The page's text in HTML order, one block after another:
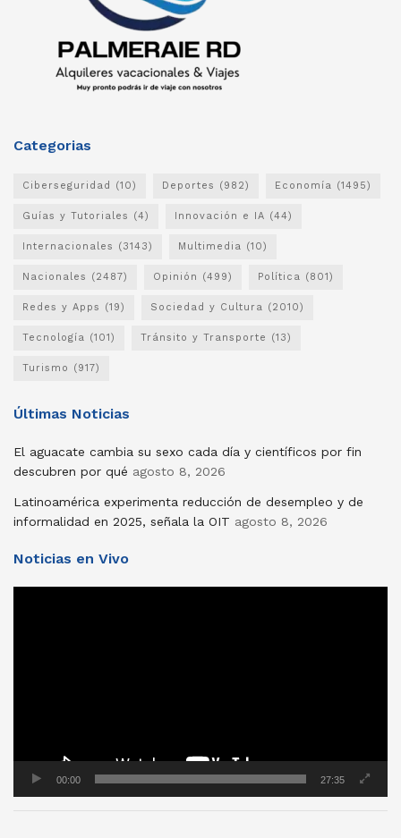
Categorias
Ciberseguridad (10) Deportes (982) Economía (1495)
Guías y Tutoriales (4) Innovación e IA (44)
Internacionales (3143) Multimedia (10)
Nacionales (2487) Opinión (499) Política (801)
Redes y Apps (19) Sociedad y Cultura (2010)
Tecnología (101) Tránsito y Transporte (13)
Turismo (917)
Últimas Noticias
El aguacate cambia su sexo cada día y científicos por fin
descubren por qué agosto 8, 2026
Latinoamérica experimenta reducción de desempleo y de
informalidad en 2025, señala la OIT agosto 8, 2026
Noticias en Vivo
00:00 27:35